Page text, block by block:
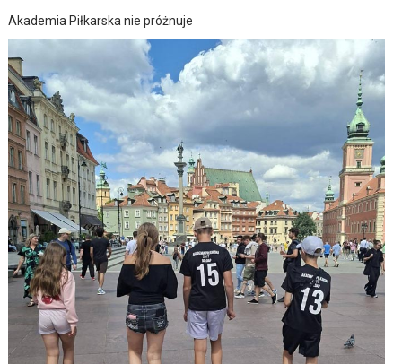
Akademia Piłkarska nie próżnuje